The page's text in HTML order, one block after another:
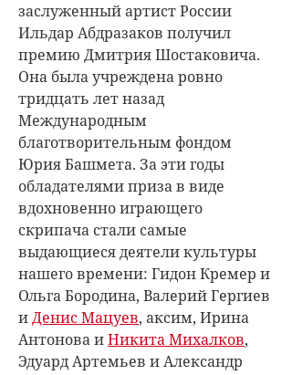
заслуженный артист России
Ильдар Абдразаков получил
премию Дмитрия Шостаковича.
Она была учреждена ровно
тридцать лет назад
Международным
благотворительным фондом
Юрия Башмета. За эти годы
обладателями приза в виде
вдохновенно играющего
скрипача стали самые
выдающиеся деятели культуры
нашего времени: Гидон Кремер и
Ольга Бородина, Валерий Гергиев
иДенис Мацуев, аксим, Ирина
Антонова иНикита Михалков,
Эдуард Артемьев и Александр